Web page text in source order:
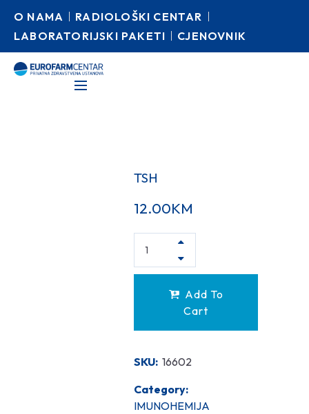
O NAMA
RADIOLOŠKI CENTAR
LABORATORIJSKI PAKETI
CJENOVNIK
TSH
12.00KM
Add To
Cart
SKU: 16602
Category:
IMUNOHEMIJA